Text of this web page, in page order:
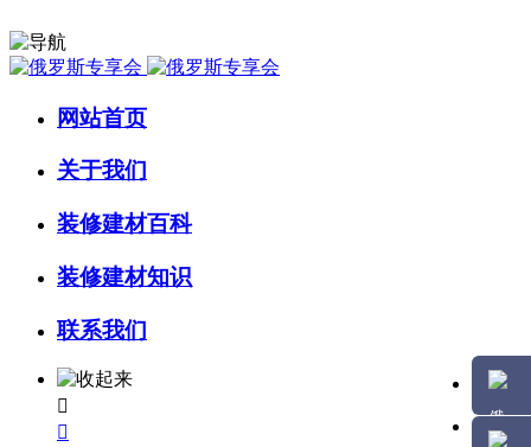
网站首页
关于我们
装修建材百科
装修建材知识
联系我们

